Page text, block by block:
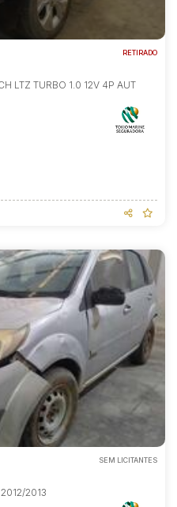
RETIRADO
LTZ TURBO 1.0 12V 4P AUT
SEM LICITANTES
2013